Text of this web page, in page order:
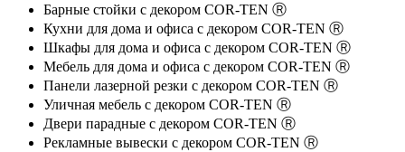
Барные стойки с декором COR-TEN Ⓡ
Кухни для дома и офиса с декором COR-TEN Ⓡ
Шкафы для дома и офиса с декором COR-TEN Ⓡ
Мебель для дома и офиса с декором COR-TEN Ⓡ
Панели лазерной резки с декором COR-TEN Ⓡ
Уличная мебель с декором COR-TEN Ⓡ
Двери парадные с декором COR-TEN Ⓡ
Рекламные вывески с декором COR-TEN Ⓡ